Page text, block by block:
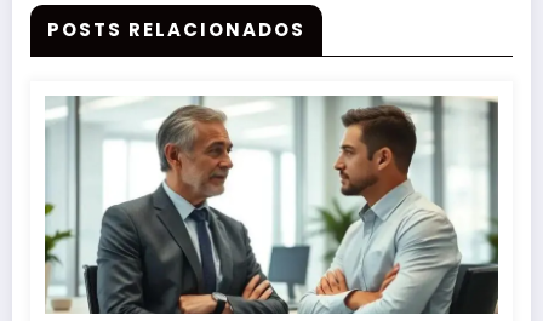
POSTS RELACIONADOS